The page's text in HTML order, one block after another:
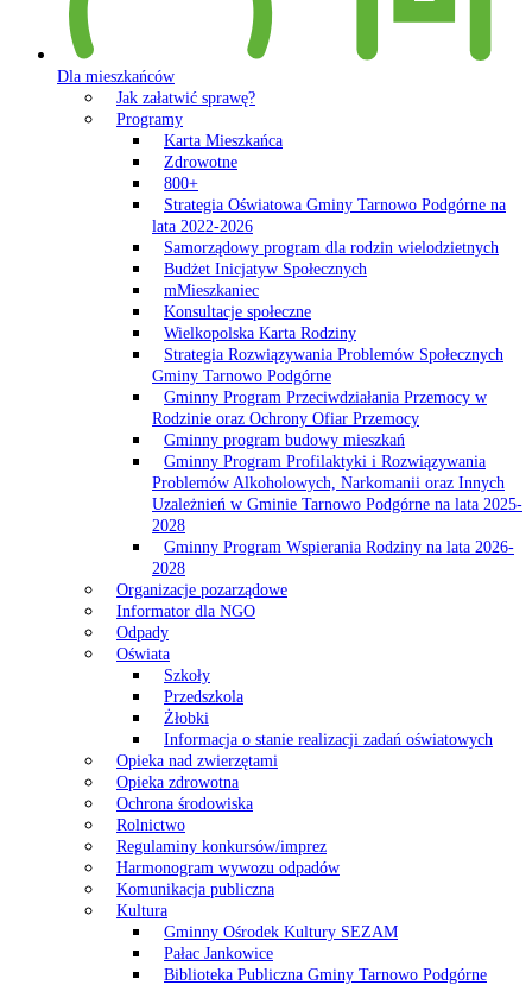
Dla mieszkańców
Jak załatwić sprawę?
Programy
Karta Mieszkańca
Zdrowotne
800+
Strategia Oświatowa Gminy Tarnowo Podgórne na
lata 2022-2026
Samorządowy program dla rodzin wielodzietnych
Budżet Inicjatyw Społecznych
mMieszkaniec
Konsultacje społeczne
Wielkopolska Karta Rodziny
Strategia Rozwiązywania Problemów Społecznych
Gminy Tarnowo Podgórne
Gminny Program Przeciwdziałania Przemocy w
Rodzinie oraz Ochrony Ofiar Przemocy
Gminny program budowy mieszkań
Gminny Program Profilaktyki i Rozwiązywania
Problemów Alkoholowych, Narkomanii oraz Innych
Uzależnień w Gminie Tarnowo Podgórne na lata 2025-
2028
Gminny Program Wspierania Rodziny na lata 2026-
2028
Organizacje pozarządowe
Informator dla NGO
Odpady
Oświata
Szkoły
Przedszkola
Żłobki
Informacja o stanie realizacji zadań oświatowych
Opieka nad zwierzętami
Opieka zdrowotna
Ochrona środowiska
Rolnictwo
Regulaminy konkursów/imprez
Harmonogram wywozu odpadów
Komunikacja publiczna
Kultura
Gminny Ośrodek Kultury SEZAM
Pałac Jankowice
Biblioteka Publiczna Gminy Tarnowo Podgórne